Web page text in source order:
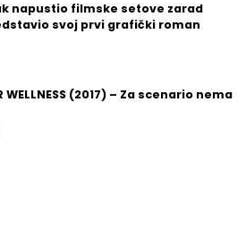
napustio filmske setove zarad
svoj prvi grafički roman
WELLNESS (2017) – Za scenario nema